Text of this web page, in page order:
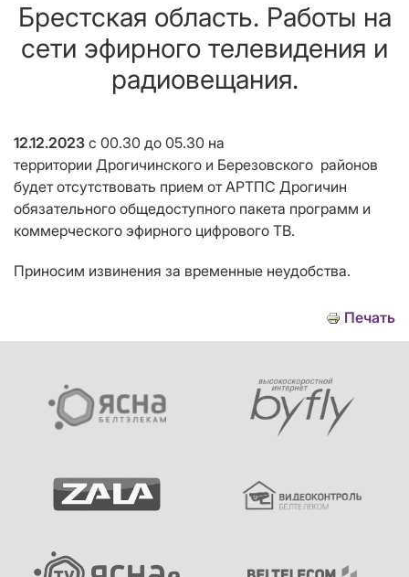
Брестская область. Работы на
сети эфирного телевидения и
радиовещания.
12.12.2023 с 00.30 до 05.30 на
территории Дрогичинского и Березовского районов
будет отсутствовать прием от АРТПС Дрогичин
обязательного общедоступного пакета программ и
коммерческого эфирного цифрового ТВ.
Приносим извинения за временные неудобства.
Печать